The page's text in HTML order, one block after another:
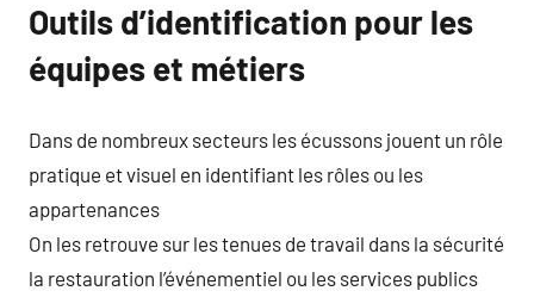
Outils d’identification pour les
équipes et métiers
Dans de nombreux secteurs les écussons jouent un rôle
pratique et visuel en identifiant les rôles ou les
appartenances
On les retrouve sur les tenues de travail dans la sécurité
la restauration l’événementiel ou les services publics